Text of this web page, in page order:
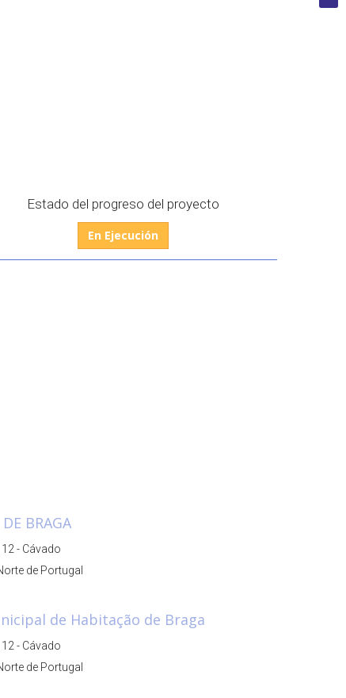
Estado del progreso del proyecto
En Ejecución
BRAGA
- Cávado
de Portugal
de Habitação de Braga
- Cávado
de Portugal